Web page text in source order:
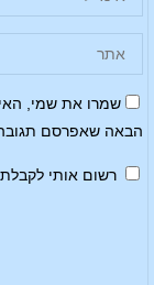
שמרו את שמי,
הבאה שאפרסם
רשום אותי לקבלת